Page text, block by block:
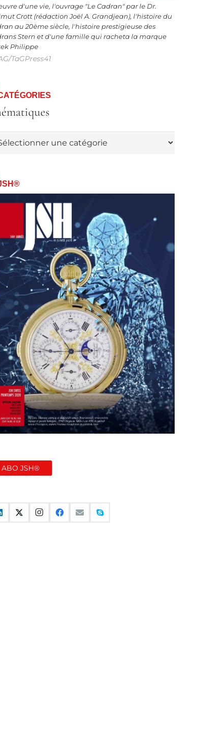
d'une vie, l'ouvrage "Le Cadran" par le Dr.
Crott (rédaction Joël A. Grandjean), l'histoire du
au 20ème siècle, l'histoire prestigieuse des
Stern et d'une famille qui racheta la marque
Philippe
TaGPress41
ABO JSH®